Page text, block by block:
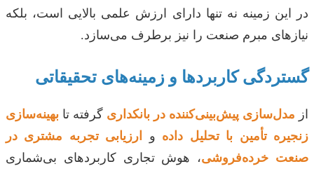
در این زمینه نه تنها دارای ارزش علمی بالایی است، بلکه
نیازهای مبرم صنعت را نیز برطرف می‌سازد.
گستردگی کاربردها و زمینه‌های تحقیقاتی
از مدل‌سازی پیش‌بینی‌کننده در بانکداری گرفته تا بهینه‌سازی
زنجیره تأمین با تحلیل داده و
ارزیابی تجربه مشتری در
صنعت خرده‌فروشی، هوش تجاری کاربردهای بی‌شماری